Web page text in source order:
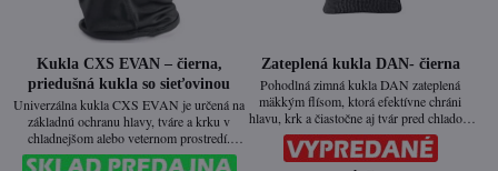
Kukla CXS EVAN – čierna,
priedušná kukla so sieťovinou
Univerzálna kukla CXS EVAN je určená na
základnú ochranu hlavy, tváre a krku v
chladnejšom alebo veternom prostredí.
Vďaka integrovanej sieťovine v oblasti nosa
Zateplená kukla DAN- čierna
Pohodlná zimná kukla DAN zateplená
mäkkým flísom, ktorá efektívne chráni
hlavu, krk a čiastočne aj tvár pred chladom
a vetrom. Ideálna ako spodná vrstva alebo
samostatné ochranné nosenie v extrémnom